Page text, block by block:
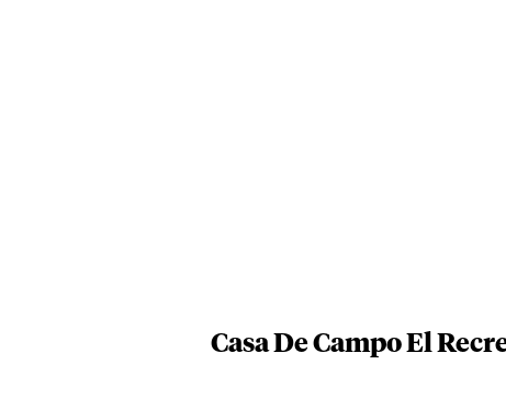
Casa De Campo El